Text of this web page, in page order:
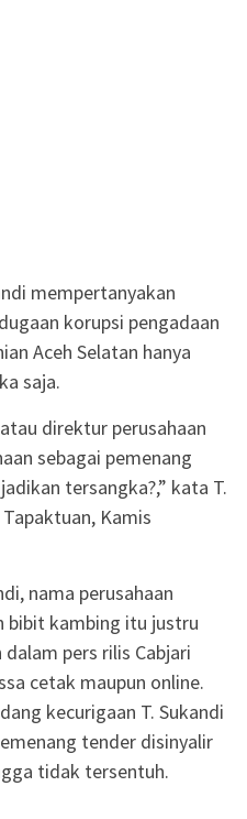
mempertanyakan
korupsi pengadaan
Aceh Selatan hanya
saja.
direktur perusahaan
sebagai pemenang
tersangka?,” kata T.
Kamis
nama perusahaan
bibit kambing itu justru
pers rilis Cabjari
cetak maupun online.
kecurigaan T. Sukandi
tender disinyalir
tidak tersentuh.